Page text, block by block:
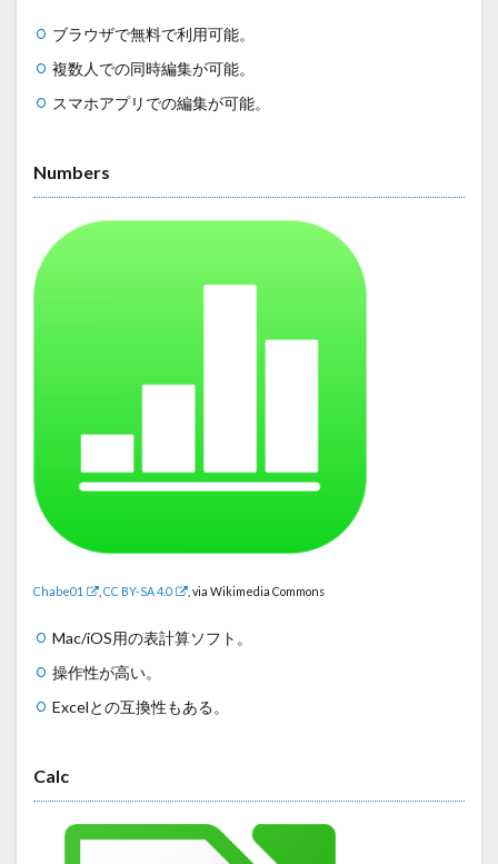
ブラウザで無料で利用可能。
複数人での同時編集が可能。
スマホアプリでの編集が可能。
Numbers
Chabe01 ,CC BY-SA 4.0 , via Wikimedia Commons
Mac/iOS用の表計算ソフト。
操作性が高い。
Excelとの互換性もある。
Calc